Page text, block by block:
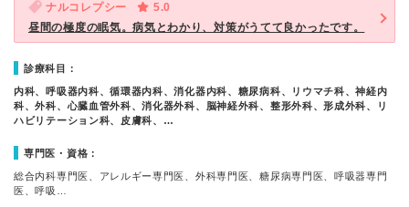
ナルコレプシー
5.0
昼間の極度の眠気。病気とわかり、対策がうてて良かったです。
診療科目：
内科、呼吸器内科、循環器内科、消化器内科、糖尿病科、リウマチ科、神経内
科、外科、心臓血管外科、消化器外科、脳神経外科、整形外科、形成外科、リ
ハビリテーション科、皮膚科、…
専門医・資格：
総合内科専門医、アレルギー専門医、外科専門医、糖尿病専門医、呼吸器専門
医、呼吸…